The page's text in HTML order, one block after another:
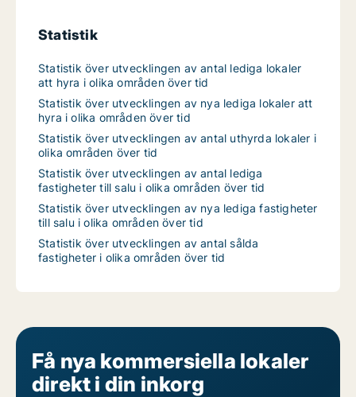
Statistik
Statistik över utvecklingen av antal lediga lokaler
att hyra i olika områden över tid
Statistik över utvecklingen av nya lediga lokaler att
hyra i olika områden över tid
Statistik över utvecklingen av antal uthyrda lokaler i
olika områden över tid
Statistik över utvecklingen av antal lediga
fastigheter till salu i olika områden över tid
Statistik över utvecklingen av nya lediga fastigheter
till salu i olika områden över tid
Statistik över utvecklingen av antal sålda
fastigheter i olika områden över tid
Få nya kommersiella lokaler
direkt i din inkorg